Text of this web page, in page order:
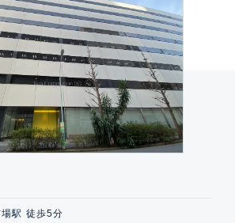
駅 徒歩5分